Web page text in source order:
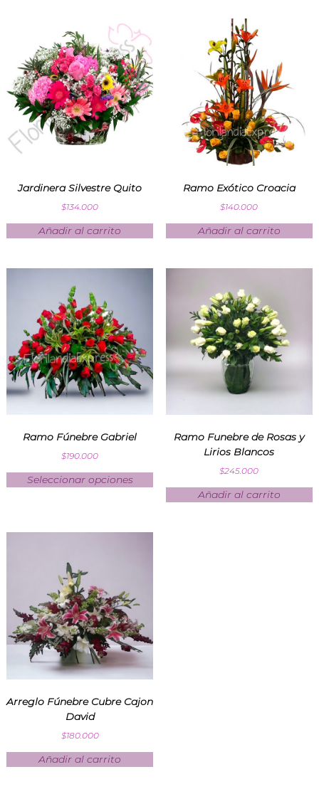
Jardinera Silvestre Quito
$134.000
Añadir al carrito
Ramo Exótico Croacia
$140.000
Añadir al carrito
Ramo Fúnebre Gabriel
$190.000
Seleccionar opciones
Ramo Funebre de Rosas y
Lirios Blancos
$245.000
Añadir al carrito
Arreglo Fúnebre Cubre Cajon
David
$180.000
Añadir al carrito